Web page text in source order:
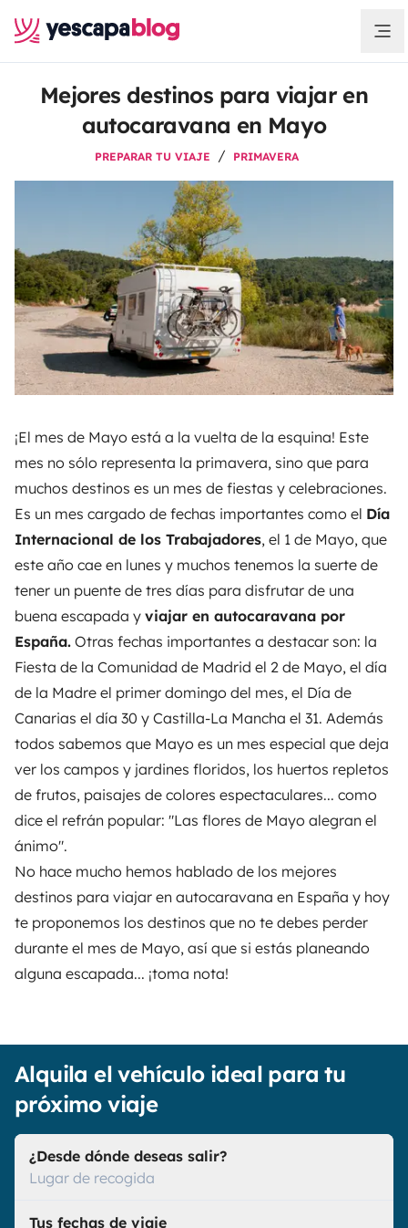
Mejores destinos para viajar en
autocaravana en Mayo
PREPARAR TU VIAJE PRIMAVERA
¡El mes de Mayo está a la vuelta de la esquina! Este
mes no sólo representa la primavera, sino que para
muchos destinos es un mes de fiestas y celebraciones.
Es un mes cargado de fechas importantes como el Día
Internacional de los Trabajadores, el 1 de Mayo, que
este año cae en lunes y muchos tenemos la suerte de
tener un puente de tres días para disfrutar de una
buena escapada y viajar en autocaravana por
España. Otras fechas importantes a destacar son: la
Fiesta de la Comunidad de Madrid el 2 de Mayo, el día
de la Madre el primer domingo del mes, el Día de
Canarias el día 30 y Castilla-La Mancha el 31. Además
todos sabemos que Mayo es un mes especial que deja
ver los campos y jardines floridos, los huertos repletos
de frutos, paisajes de colores espectaculares... como
dice el refrán popular: "Las flores de Mayo alegran el
ánimo".
No hace mucho hemos hablado de los mejores
destinos para viajar en autocaravana en España y hoy
te proponemos los destinos que no te debes perder
durante el mes de Mayo, así que si estás planeando
alguna escapada... ¡toma nota!
Alquila el vehículo ideal para tu
próximo viaje
¿Desde dónde deseas salir?
Lugar de recogida
Tus fechas de viaje